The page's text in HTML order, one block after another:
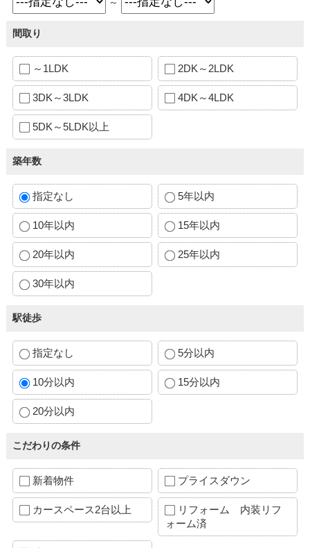
間取り
～1LDK 2DK～2LDK
3DK～3LDK 4DK～4LDK
5DK～5LDK以上
築年数
指定なし 5年以内
10年以内 15年以内
20年以内 25年以内
30年以内
駅徒歩
指定なし 5分以内
10分以内 15分以内
20分以内
こだわりの条件
新着物件 プライスダウン
カースペース2台以上
リフォーム 内装リフ
ォーム済